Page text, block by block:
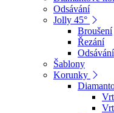
Odsávání
Jolly 45°
Broušení
Řezání
Odsávání
Šablony
Korunky